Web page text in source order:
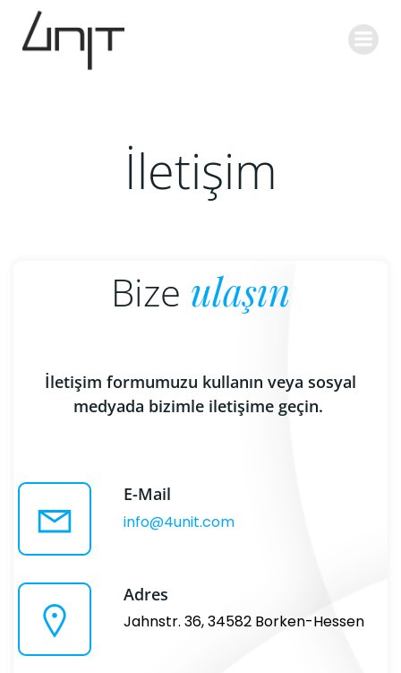
İletişim
Bize ulaşın
İletişim formumuzu kullanın veya sosyal
medyada bizimle iletişime geçin.
E-Mail
info@4unit.com
Adres
Jahnstr. 36, 34582 Borken-Hessen